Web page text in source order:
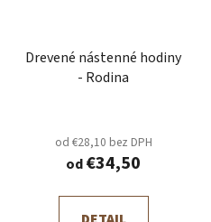
Drevené nástenné hodiny
- Rodina
od €28,10 bez DPH
od€34,50